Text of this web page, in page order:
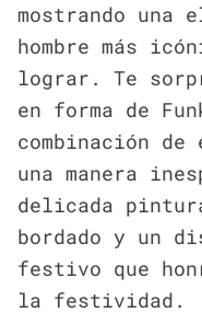
mostrando una
hombre más
lograr. Te
en forma de
combinación
una manera
delicada
bordado y un
festivo que
la festividad.